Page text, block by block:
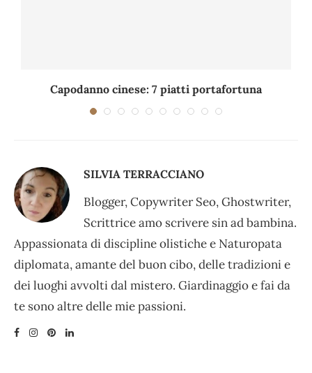
Capodanno cinese: 7 piatti portafortuna
SILVIA TERRACCIANO
Blogger, Copywriter Seo, Ghostwriter,
Scrittrice amo scrivere sin ad bambina.
Appassionata di discipline olistiche e Naturopata
diplomata, amante del buon cibo, delle tradizioni e
dei luoghi avvolti dal mistero. Giardinaggio e fai da
te sono altre delle mie passioni.